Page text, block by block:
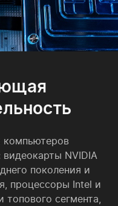
компьютеров
видеокарты NVIDIA
поколения и
процессоры Intel и
сегмента,